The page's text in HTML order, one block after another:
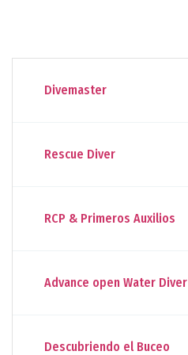
Divemaster
Rescue Diver
RCP & Primeros Auxilios
Advance open Water Diver
Descubriendo el Buceo